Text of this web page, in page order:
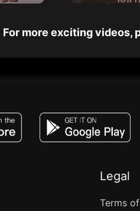
For more exciting videos,
Legal
Terms